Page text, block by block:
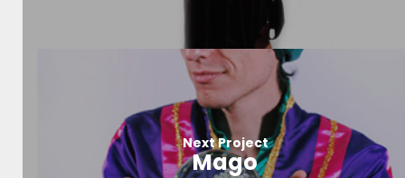
Next Project
Mago